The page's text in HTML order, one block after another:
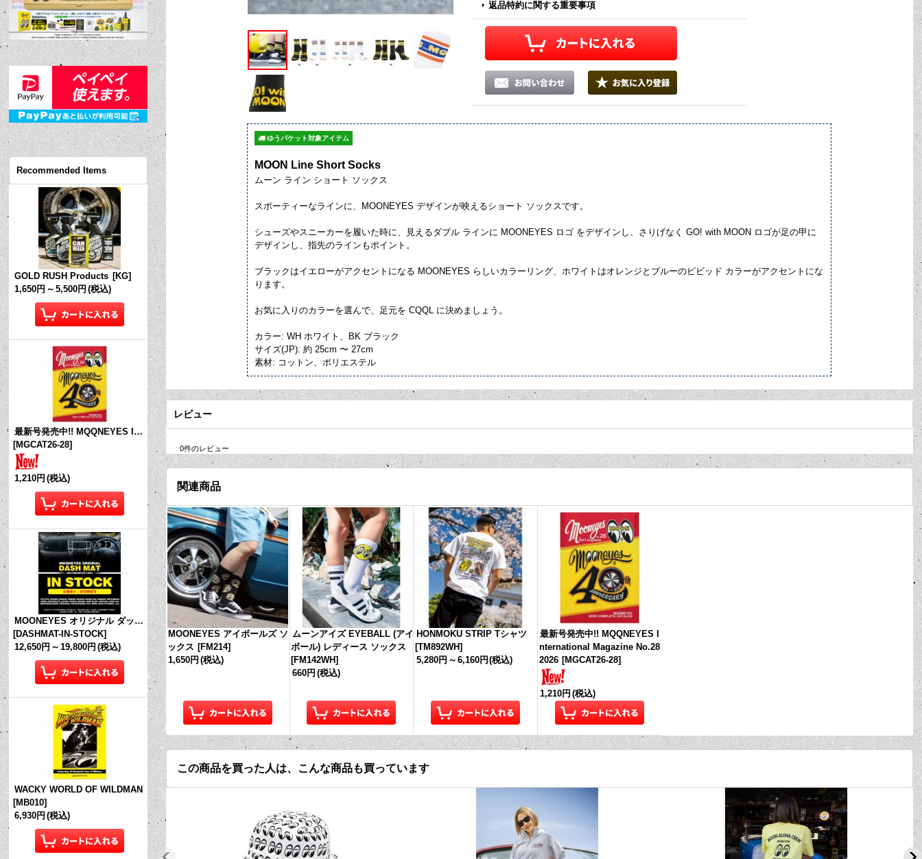
Recommended Items
GOLD RUSH Products [KG]
1,650円 ～ 5,500円 (税込)
最新号発売中!! MQQNEYES International Magazine No.28 2026
[MGCAT26-28]
1,210円 (税込)
MOONEYES オリジナル ダッシュマット (in Stock!)
[DASHMAT-IN-STOCK]
12,650円 ～ 19,800円 (税込)
WACKY WORLD OF WILDMAN
[MB010]
6,930円 (税込)
返品特約に関する重要事項
ゆうパケット対象アイテム
MOON Line Short Socks
ムーン ライン ショート ソックス
スポーティーなラインに、MOONEYES デザインが映えるショート ソックスです。
シューズやスニーカーを履いた時に、見えるダブル ラインに MOONEYES ロゴ をデザインし、さりげなく GO! with MOON ロゴが足の甲に
デザインし、指先のラインもポイント。
ブラックはイエローがアクセントになる MOONEYES らしいカラーリング、ホワイトはオレンジとブルーのビビッド カラーがアクセントにな
ります。
お気に入りのカラーを選んで、足元を CQQL に決めましょう。
カラー: WH ホワイト、BK ブラック
サイズ(JP): 約 25cm 〜 27cm
素材: コットン、ポリエステル
レビュー
0件のレビュー
関連商品
MOONEYES アイボールズ ソ
ックス [FM214]
1,650円 (税込)
ムーンアイズ EYEBALL (アイ
ボール) レディース ソックス
[FM142WH]
660円 (税込)
HONMOKU STRIP Tシャツ
[TM892WH]
5,280円 ～ 6,160円 (税込)
最新号発売中!! MQQNEYES I
nternational Magazine No.28
2026 [MGCAT26-28]
1,210円 (税込)
この商品を買った人は、こんな商品も買っています